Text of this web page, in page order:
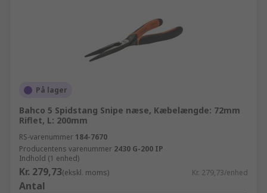
På lager
Bahco 5 Spidstang Snipe næse, Kæbelængde: 72mm
Riflet, L: 200mm
RS-varenummer 184-7670
Producentens varenummer 2430 G-200 IP
Indhold (1 enhed)
Kr. 279,73(ekskl. moms) Kr. 279,73/enhed
Antal